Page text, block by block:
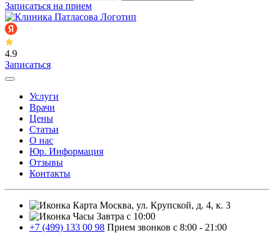
Записаться на прием
4.9
Записаться
Услуги
Врачи
Цены
Статьи
О нас
Юр. Информация
Отзывы
Контакты
Москва, ул. Крупской, д. 4, к. 3
Завтра с 10:00
+7 (499) 133 00 98 Прием звонков с 8:00 - 21:00